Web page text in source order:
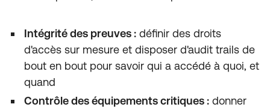
Intégrité des preuves : définir des droits
d'accès sur mesure et disposer d'audit trails de
bout en bout pour savoir qui a accédé à quoi, et
quand
Contrôle des équipements critiques : donner